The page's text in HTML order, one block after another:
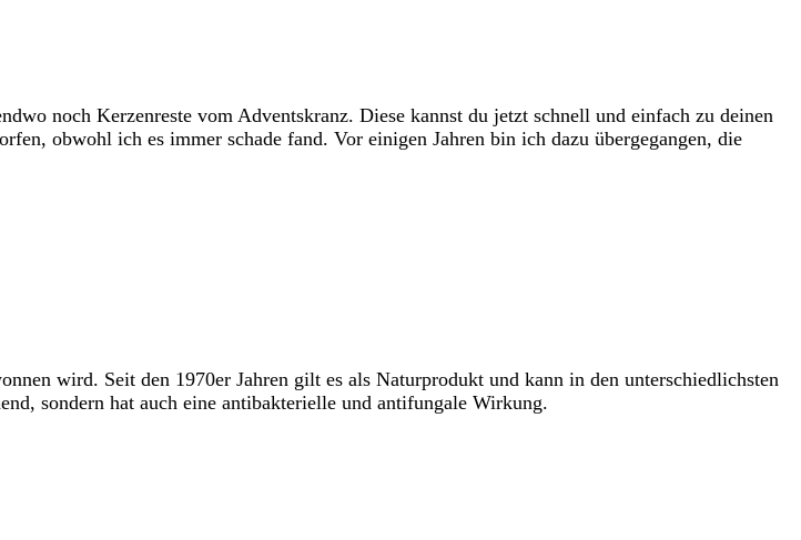
noch Kerzenreste vom Adventskranz. Diese kannst du jetzt schnell und einfach zu deinen
obwohl ich es immer schade fand. Vor einigen Jahren bin ich dazu übergegangen, die
wird. Seit den 1970er Jahren gilt es als Naturprodukt und kann in den unterschiedlichsten
sondern hat auch eine antibakterielle und antifungale Wirkung.